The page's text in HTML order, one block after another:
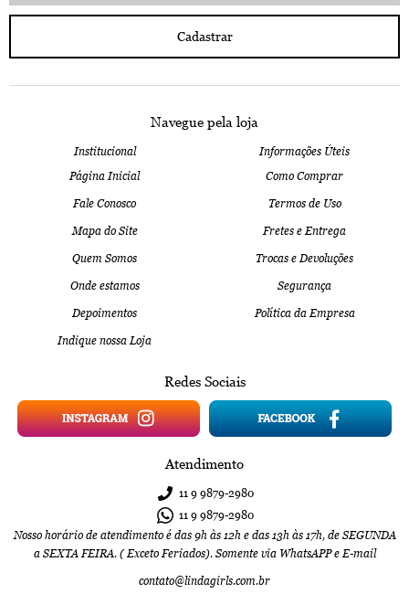
Cadastrar
Navegue pela loja
Institucional
Página Inicial
Fale Conosco
Mapa do Site
Quem Somos
Onde estamos
Depoimentos
Indique nossa Loja
Informações Úteis
Como Comprar
Termos de Uso
Fretes e Entrega
Trocas e Devoluções
Segurança
Política da Empresa
Redes Sociais
Atendimento
11 99879-2980
11 99879-2980
Nosso horário de atendimento é das 9h às 12h e das 13h às 17h, de SEGUNDA
a SEXTA FEIRA. ( Exceto Feriados). Somente via WhatsAPP e E-mail
contato@lindagirls.com.br